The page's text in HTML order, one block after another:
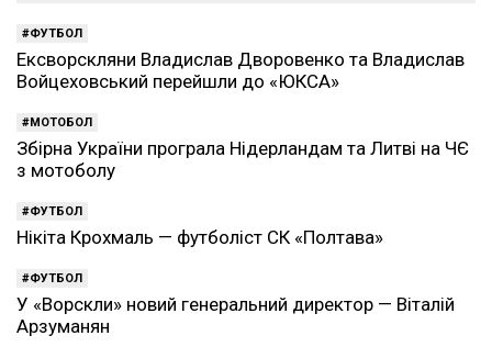
ФУТБОЛ
Ексворскляни Владислав Дворовенко та Владислав
Войцеховський перейшли до «ЮКСА»
МОТОБОЛ
Збірна України програла Нідерландам та Литві на ЧЄ
з мотоболу
ФУТБОЛ
Нікіта Крохмаль — футболіст СК «Полтава»
ФУТБОЛ
У «Ворскли» новий генеральний директор — Віталій
Арзуманян